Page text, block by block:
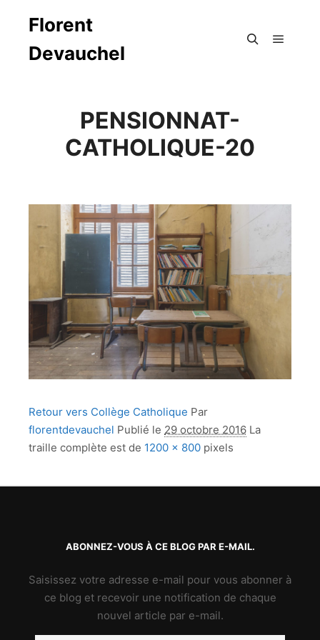
Florent
Devauchel
PENSIONNAT-
CATHOLIQUE-20
Retour vers Collège Catholique Par
florentdevauchel Publié le 29 octobre 2016 La
traille complète est de 1200 × 800 pixels
ABONNEZ-VOUS À CE BLOG PAR E-MAIL.
Saisissez votre adresse e-mail pour vous abonner à
ce blog et recevoir une notification de chaque
nouvel article par e-mail.